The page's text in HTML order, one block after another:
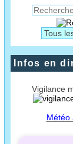
Infos en
Vigilance
Météo